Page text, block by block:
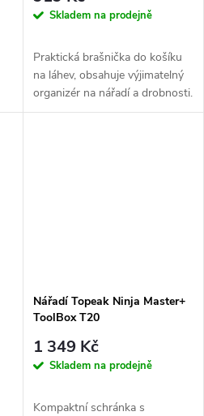
Skladem na prodejně
Praktická brašnička do košíku
na láhev, obsahuje výjimatelný
organizér na nářadí a drobnosti.
Nářadí Topeak Ninja Master+
ToolBox T20
1 349 Kč
Skladem na prodejně
Kompaktní schránka s